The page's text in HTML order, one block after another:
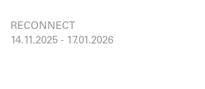
RECONNECT
14.11.2025 - 17.01.2026